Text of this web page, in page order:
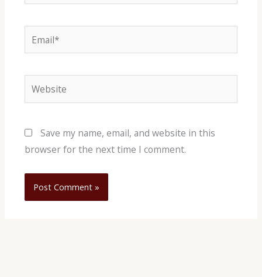
Email*
Website
Save my name, email, and website in this
browser for the next time I comment.